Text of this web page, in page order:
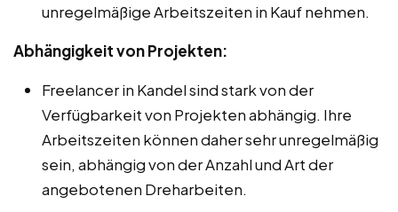
unregelmäßige Arbeitszeiten in Kauf nehmen.
Abhängigkeit von Projekten:
Freelancer in Kandel sind stark von der
Verfügbarkeit von Projekten abhängig. Ihre
Arbeitszeiten können daher sehr unregelmäßig
sein, abhängig von der Anzahl und Art der
angebotenen Dreharbeiten.